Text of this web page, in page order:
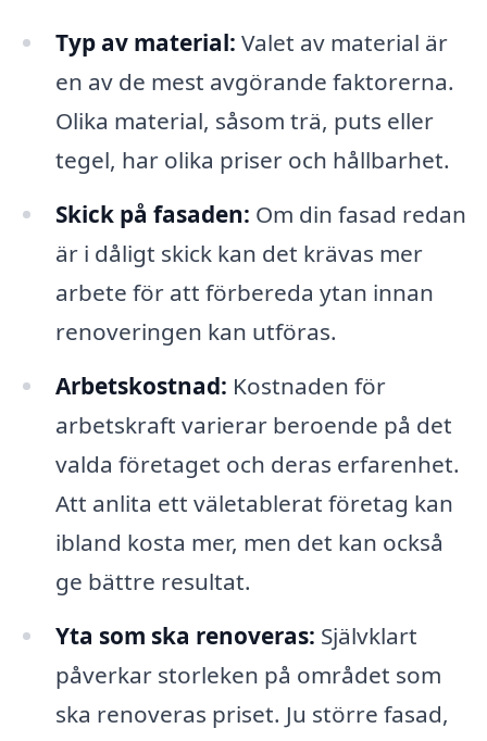
Typ av material: Valet av material är
en av de mest avgörande faktorerna.
Olika material, såsom trä, puts eller
tegel, har olika priser och hållbarhet.
Skick på fasaden: Om din fasad redan
är i dåligt skick kan det krävas mer
arbete för att förbereda ytan innan
renoveringen kan utföras.
Arbetskostnad: Kostnaden för
arbetskraft varierar beroende på det
valda företaget och deras erfarenhet.
Att anlita ett väletablerat företag kan
ibland kosta mer, men det kan också
ge bättre resultat.
Yta som ska renoveras: Självklart
påverkar storleken på området som
ska renoveras priset. Ju större fasad,